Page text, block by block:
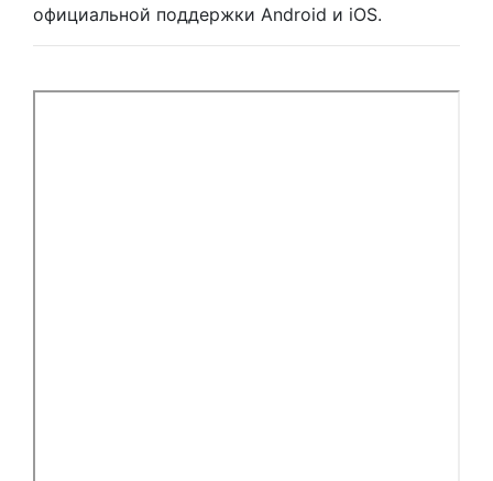
официальной поддержки Android и iOS.